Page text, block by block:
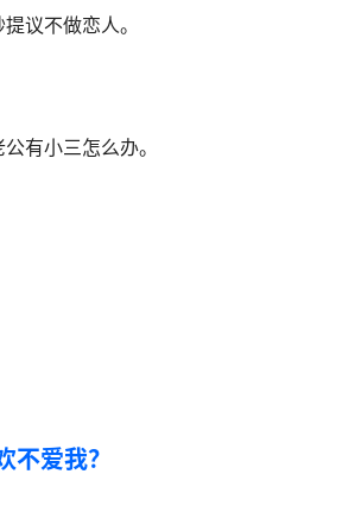
议不做恋人。
有小三怎么办。